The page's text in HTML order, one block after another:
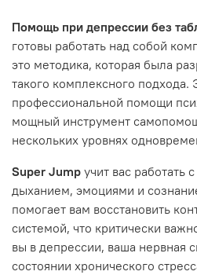
Помощь при депрессии без
готовы работать над собой
это методика, которая была
такого комплексного подхода.
профессиональной помощи
мощный инструмент
нескольких уровнях
Super Jump учит вас работать
дыханием, эмоциями и
помогает вам восстановить
системой, что критически
вы в депрессии, ваша нервная
состоянии хронического